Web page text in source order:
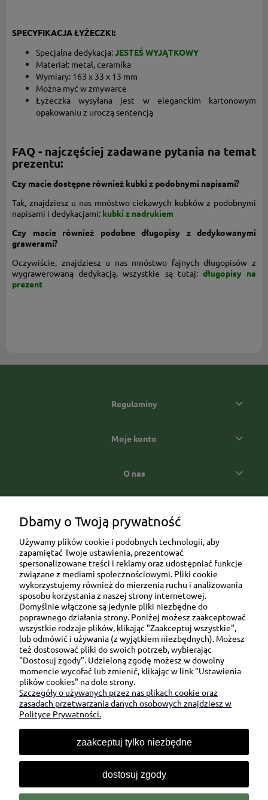
SPECYFIKACJA ŁYŻECZKI:
Specjalna dedykacja:JESTEŚ WYJĄTKOWY
Materiał: metal, ceramika
Wymiary: 163 x 33 x 13 mm
Można myć w zmywarce
Łyżeczka wysyłana jest w eleganckim kartonowym
opakowaniu z uroczą sentencją
FAQ - najczęściej zadawane pytania na temat
prezentu:
Czy macie dostępne również kubki z podobnymi napisami?
Tak, znajdziesz u nas mnóstwo ciekawych kubków z podobnymi
napisami i dedykacjami: kubki z nadrukiem
Czy macie również podobne długopisy z dedykowanymi
grawerami?
Oczywiście, znajdziesz u nas mnóstwo fajnych długopisów z
wygrawerowaną dedykacją, wszystkie są tutaj: długopisy na
prezent
Regulaminy
Moje konto
O nas
Ul. Brukowa 6/8 lok. 57/58
91-341 Łódź
NIP: 6751510615
SKONTAKTUJ SIĘ Z NAMI:
sklep@be-happygifts.com
+48 690 172 872
(pon-pt 9:00 - 15:30)
Dbamy o Twoją prywatność
Używamy plików cookie i podobnych technologii, aby
zapamiętać Twoje ustawienia, prezentować
spersonalizowane treści i reklamy oraz udostępniać funkcje
związane z mediami społecznościowymi. Pliki cookie
wykorzystujemy również do mierzenia ruchu i analizowania
sposobu korzystania z naszej strony internetowej.
Domyślnie włączone są jedynie pliki niezbędne do
poprawnego działania strony. Poniżej możesz zaakceptować
wszystkie rodzaje plików, klikając "Zaakceptuj wszystkie",
lub odmówić i używania (z wyjątkiem niezbędnych). Możesz
też dostosować pliki do swoich potrzeb, wybierając
"Dostosuj zgody". Udzieloną zgodę możesz w dowolny
momencie wycofać lub zmienić, klikając w link "Ustawienia
plików cookies" na dole strony.
Szczegóły o używanych przez nas plikach cookie oraz
zasadach przetwarzania danych osobowych znajdziesz w
Polityce Prywatności.
zaakceptuj tylko niezbędne
dostosuj zgody